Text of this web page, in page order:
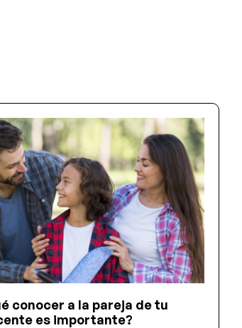
conocer a la pareja de tu
es importante?